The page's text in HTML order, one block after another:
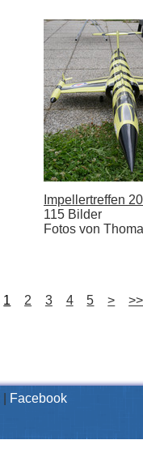
Impellertreffen
115 Bilder
Fotos von
1 2 3 4 5 >
>>
Facebook